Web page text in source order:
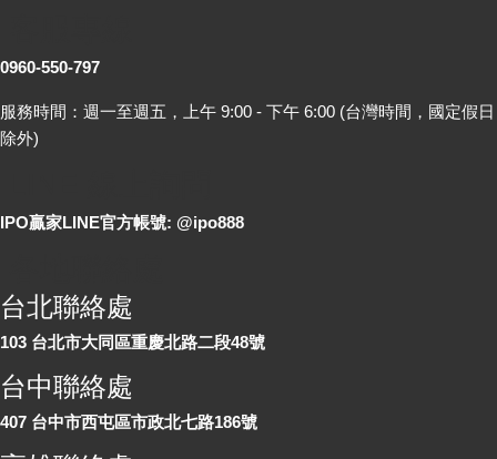
0960-550-797
服務時間：週一至週五，上午 9:00 - 下午 6:00 (台灣時間，國定假日
除外)
IPO贏家LINE官方帳號: @ipo888
台北聯絡處
103 台北市大同區重慶北路二段48號
台中聯絡處
407 台中市西屯區市政北七路186號